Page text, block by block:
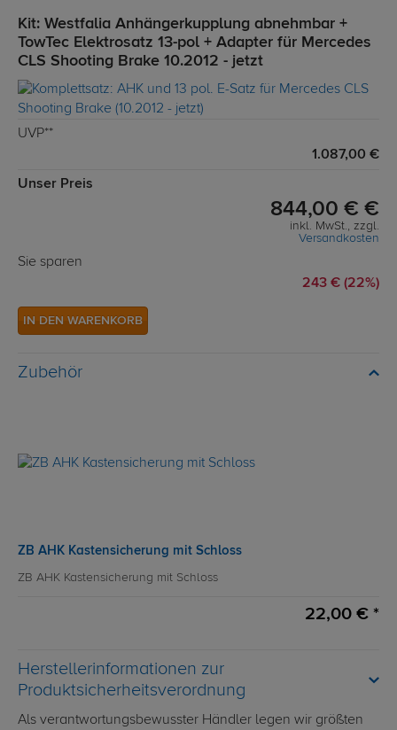
Kit: Westfalia Anhängerkupplung abnehmbar +
TowTec Elektrosatz 13-pol + Adapter für Mercedes
CLS Shooting Brake 10.2012 - jetzt
UVP**
1.087,00 €
Unser Preis
844,00 € €
inkl. MwSt., zzgl.
Versandkosten
Sie sparen
243 € (22%)
IN DEN WARENKORB
Zubehör
ZB AHK Kastensicherung mit Schloss
ZB AHK Kastensicherung mit Schloss
22,00 € *
Herstellerinformationen zur
Produktsicherheitsverordnung
Als verantwortungsbewusster Händler legen wir größten